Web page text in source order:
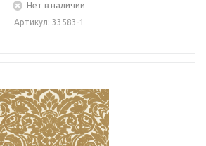
Нет в наличии
Артикул: 33583-1